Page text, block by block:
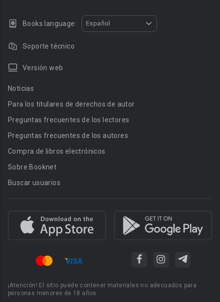
Books language: Español
Soporte técnico
Versión web
Noticias
Para los titulares de derechos de autor
Preguntas frecuentes de los lectores
Preguntas frecuentes de los autores
Compra de libros electrónicos
Sobre Booknet
Buscar usuarios
¡Atención! El sitio puede contener materiales no adecuados para
personas menores de 18 años.